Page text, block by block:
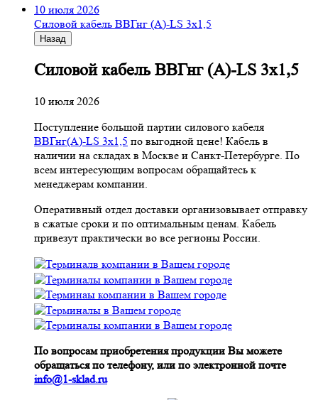
10 июля 2026
Cиловой кабель ВВГнг (A)-LS 3х1,5
Назад
Cиловой кабель ВВГнг (A)-LS 3х1,5
10 июля 2026
Поступление большой партии силового кабеля
ВВГнг(A)-LS 3х1,5 по выгодной цене! Кабель в
наличии на складах в Москве и Санкт-Петербурге. По
всем интересующим вопросам обращайтесь к
менеджерам компании.
Оперативный отдел доставки организовывает отправку
в сжатые сроки и по оптимальным ценам. Кабель
привезут практически во все регионы России.
По вопросам приобретения продукции Вы можете
обращаться по телефону, или по электронной почте
info@1-sklad.ru